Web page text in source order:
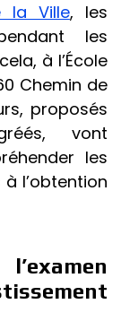
la Ville, les
les
à l’École
Chemin de
proposés
vont
les
l’obtention